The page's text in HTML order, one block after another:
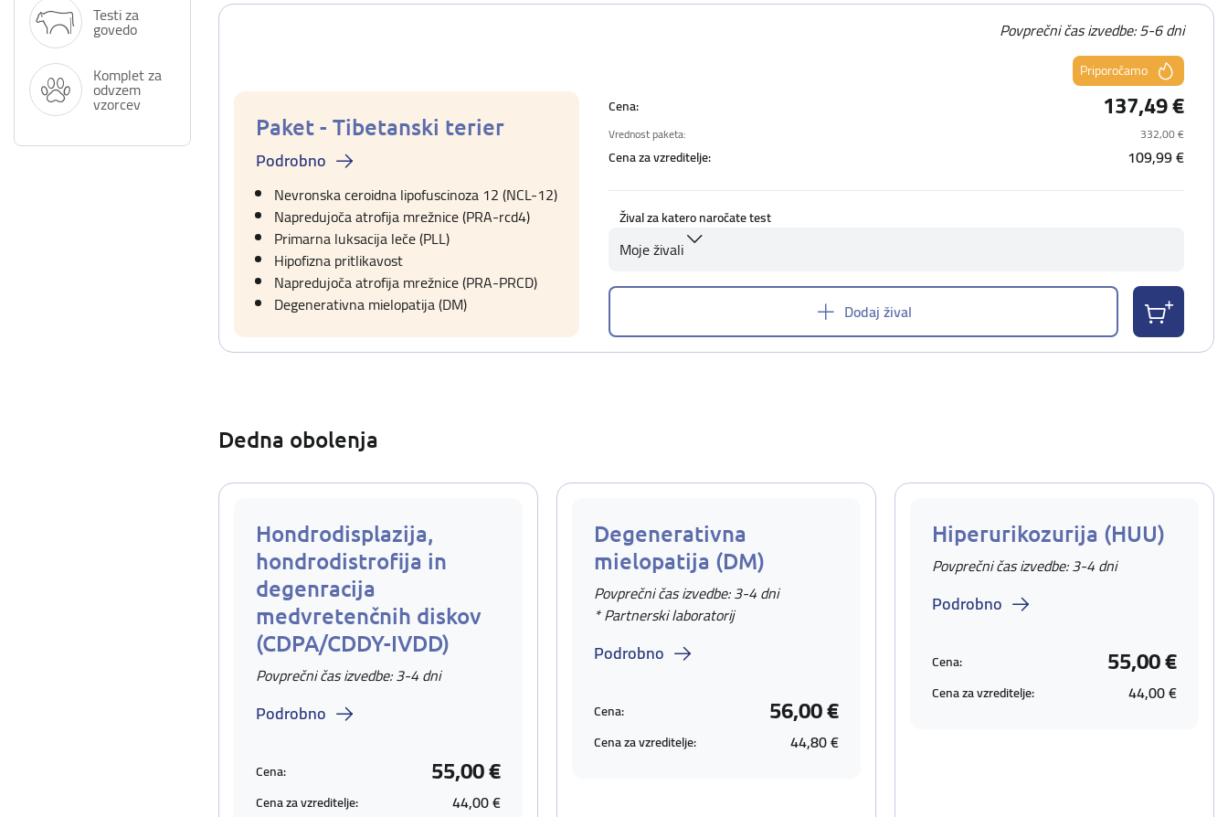
Testi za
govedo
Komplet za
odvzem
vzorcev
Paket - Tibetanski terier
Podrobno
Nevronska ceroidna lipofuscinoza 12 (NCL-12)
Napredujoča atrofija mrežnice (PRA-rcd4)
Primarna luksacija leče (PLL)
Hipofizna pritlikavost
Napredujoča atrofija mrežnice (PRA-PRCD)
Degenerativna mielopatija (DM)
Povprečni čas izvedbe: 5-6 dni
Priporočamo
Cena:
137,49 €
Vrednost paketa: 332,00 €
Cena za vzreditelje: 109,99 €
Žival za katero naročate test
Moje živali
Dodaj žival
Dedna obolenja
Hondrodisplazija,
hondrodistrofija in
degenracija
medvretenčnih diskov
(CDPA/CDDY-IVDD)
Povprečni čas izvedbe: 3-4 dni
Podrobno
Cena: 55,00 €
Cena za vzreditelje: 44,00 €
Degenerativna
mielopatija (DM)
Povprečni čas izvedbe: 3-4 dni
* Partnerski laboratorij
Podrobno
Cena: 56,00 €
Cena za vzreditelje: 44,80 €
Hiperurikozurija (HUU)
Povprečni čas izvedbe: 3-4 dni
Podrobno
Cena: 55,00 €
Cena za vzreditelje: 44,00 €